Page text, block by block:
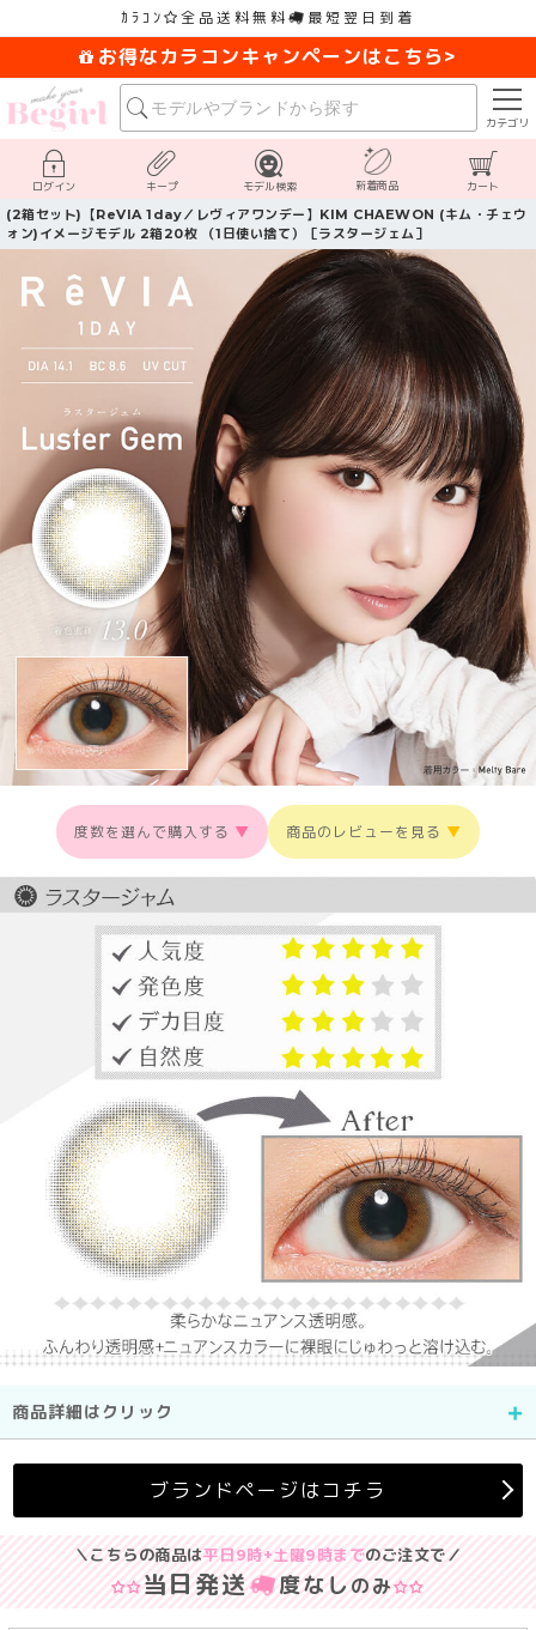
ｶﾗｺﾝ 全品送料無料 最短翌日到着
お得なカラコンキャンペーンはこちら>
カテゴリ
ログイン キープ モデル検索 新着商品 カート
(2箱セット)【ReVIA 1day／レヴィアワンデー】KIM CHAEWON (キム・チェウ
ォン)イメージモデル 2箱20枚 （1日使い捨て）［ラスタージェム］
度数を選んで購入する ▼ 商品のレビューを見る ▼
商品詳細はクリック
ブランドページはコチラ
＼こちらの商品は平日9時+土曜9時までのご注文で／
当日発送 度なし のみ